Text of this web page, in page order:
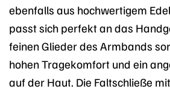
ebenfalls aus hochwertigem
passt sich perfekt an das
feinen Glieder des Armbands
hohen Tragekomfort und ein
auf der Haut. Die Faltschließe